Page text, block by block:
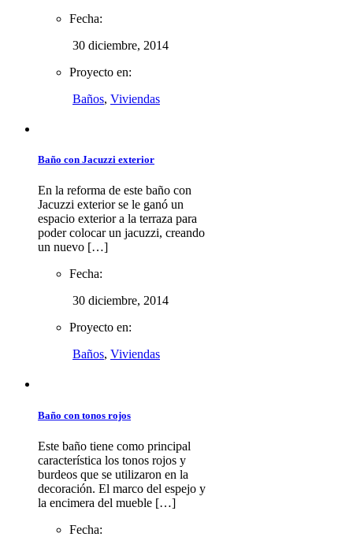
Fecha:
30 diciembre, 2014
Proyecto en:
Baños, Viviendas
Baño con Jacuzzi exterior
En la reforma de este baño con
Jacuzzi exterior se le ganó un
espacio exterior a la terraza para
poder colocar un jacuzzi, creando
un nuevo […]
Fecha:
30 diciembre, 2014
Proyecto en:
Baños, Viviendas
Baño con tonos rojos
Este baño tiene como principal
característica los tonos rojos y
burdeos que se utilizaron en la
decoración. El marco del espejo y
la encimera del mueble […]
Fecha: